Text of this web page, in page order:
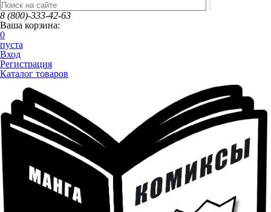
8 (800)-333-42-63
Ваша корзина:
0
пуста
Вход
Регистрация
Каталог товаров